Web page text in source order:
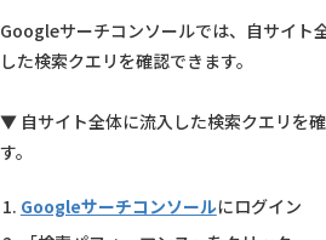
Googleサーチコンソールでは、自サイト
した検索クエリを確認できます。
▼ 自サイト全体に流入した検索クエリを
す。
Googleサーチコンソールにログイン